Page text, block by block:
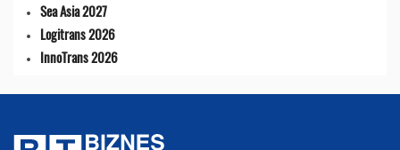
Sea Asia 2027
Logitrans 2026
InnoTrans 2026